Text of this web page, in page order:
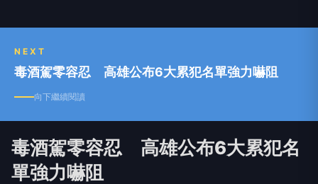
NEXT
毒酒駕零容忍 高雄公布6大累犯名單強力嚇阻
向下繼續閱讀
毒酒駕零容忍 高雄公布6大累犯名
單強力嚇阻